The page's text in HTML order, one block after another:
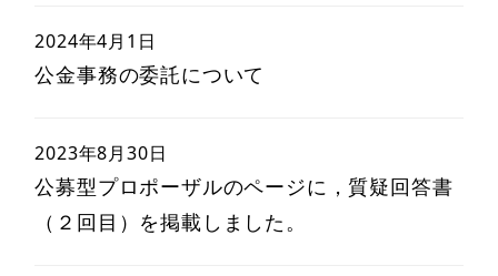
公金事務の委託について
2024年4月1日
公募型プロポーザルのページに，質疑回答書
（２回目）を掲載しました。
2023年8月30日